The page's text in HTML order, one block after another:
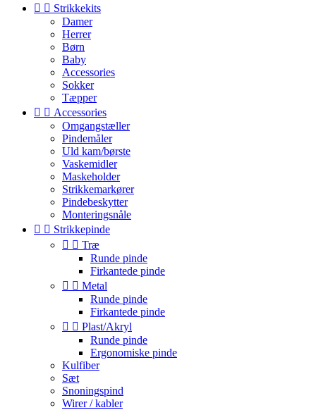
  Strikkekits
Damer
Herrer
Børn
Baby
Accessories
Sokker
Tæpper
  Accessories
Omgangstæller
Pindemåler
Uld kam/børste
Vaskemidler
Maskeholder
Strikkemarkører
Pindebeskytter
Monteringsnåle
  Strikkepinde
  Træ
Runde pinde
Firkantede pinde
  Metal
Runde pinde
Firkantede pinde
  Plast/Akryl
Runde pinde
Ergonomiske pinde
Kulfiber
Sæt
Snoningspind
Wirer / kabler